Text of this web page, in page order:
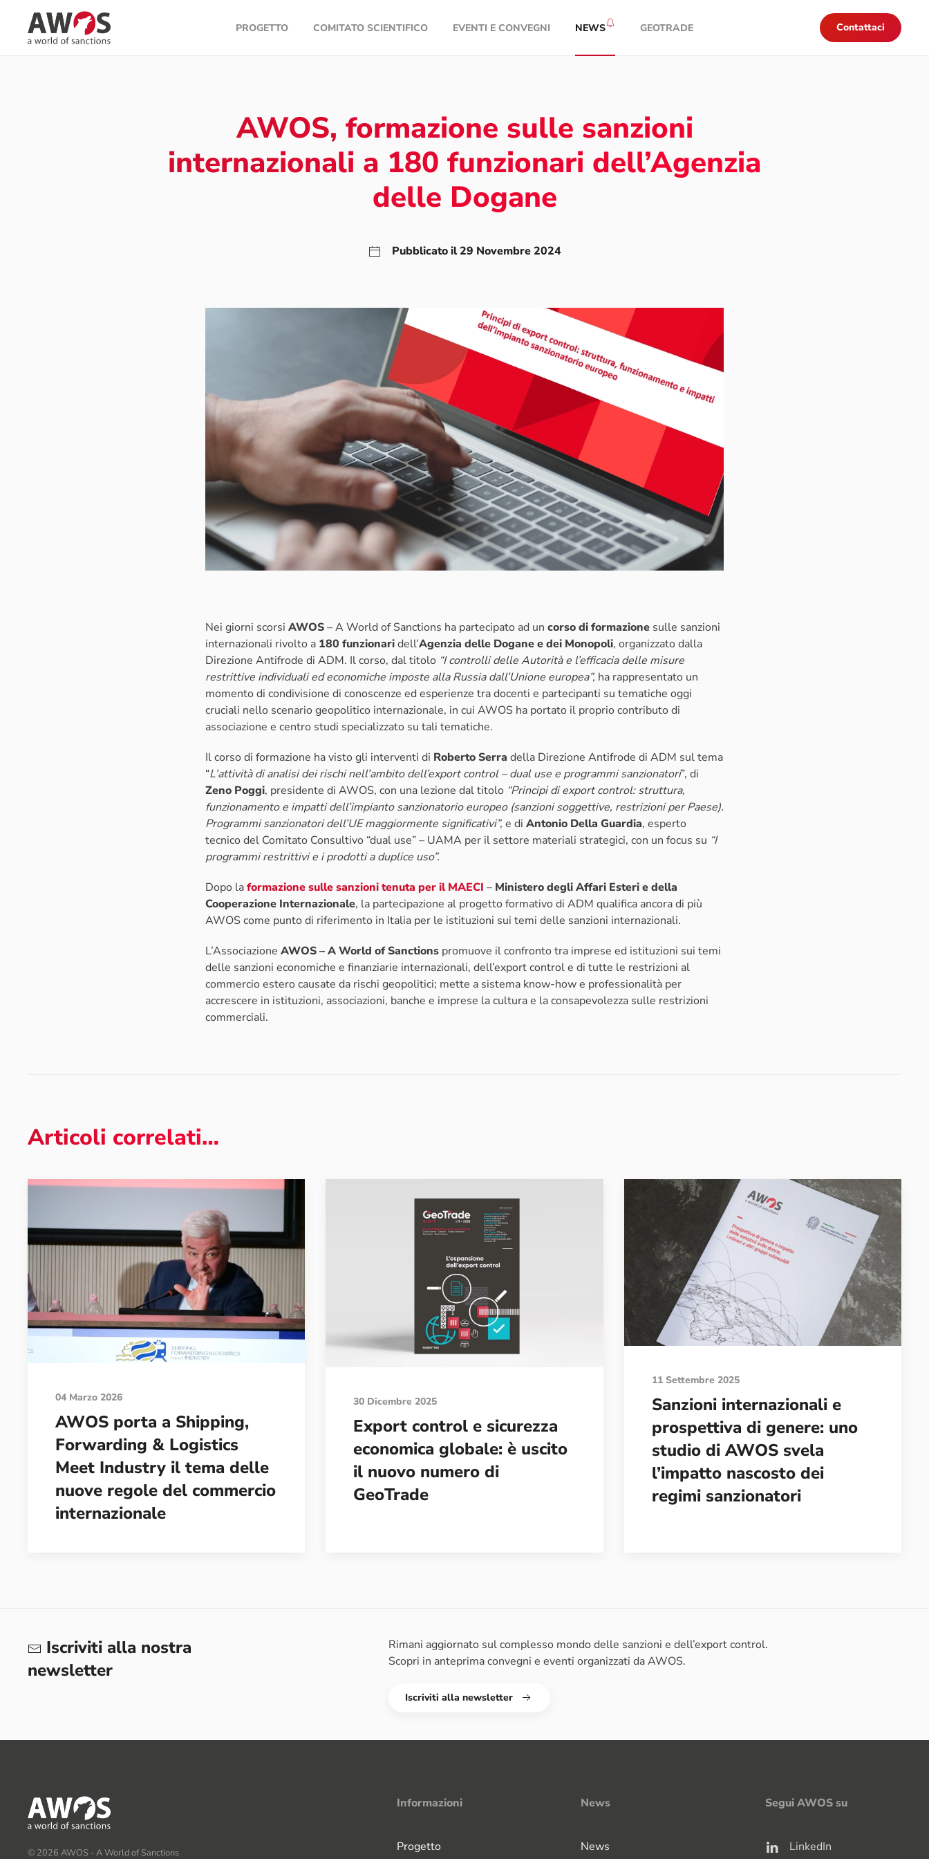
Skip to main content
PROGETTO COMITATO SCIENTIFICO EVENTI E CONVEGNI NEWS GEOTRADE Contattaci
AWOS, formazione sulle sanzioni
internazionali a 180 funzionari dell’Agenzia
delle Dogane
Pubblicato il 29 Novembre 2024
Nei giorni scorsi AWOS– A World of Sanctions ha partecipato ad un corso di formazione sulle sanzioni
internazionali rivolto a 180 funzionaridell’Agenzia delle Dogane e dei Monopoli, organizzato dalla
Direzione Antifrode di ADM. Il corso, dal titolo “I controlli delle Autorità e l’efficacia delle misure
restrittive individuali ed economiche imposte alla Russia dall’Unione europea”, ha rappresentato un
momento di condivisione di conoscenze ed esperienze tra docenti e partecipanti su tematiche oggi
cruciali nello scenario geopolitico internazionale, in cui AWOS ha portato il proprio contributo di
associazione e centro studi specializzato su tali tematiche.
Il corso di formazione ha visto gli interventi di Roberto Serra della Direzione Antifrode di ADM sul tema
“L’attività di analisi dei rischi nell’ambito dell’export control – dual use e programmi sanzionatori”, di
Zeno Poggi, presidente di AWOS, con una lezione dal titolo “Principi di export control: struttura,
funzionamento e impatti dell’impianto sanzionatorio europeo (sanzioni soggettive, restrizioni per Paese).
Programmi sanzionatori dell’UE maggiormente significativi”, e di Antonio Della Guardia, esperto
tecnico del Comitato Consultivo “dual use” – UAMA per il settore materiali strategici, con un focus su “I
programmi restrittivi e i prodotti a duplice uso”.
Dopo laformazione sulle sanzioni tenuta per il MAECI – Ministero degli Affari Esteri e della
Cooperazione Internazionale, la partecipazione al progetto formativo di ADM qualifica ancora di più
AWOS come punto di riferimento in Italia per le istituzioni sui temi delle sanzioni internazionali.
L’Associazione AWOS – A World of Sanctions promuove il confronto tra imprese ed istituzioni sui temi
delle sanzioni economiche e finanziarie internazionali, dell’export control e di tutte le restrizioni al
commercio estero causate da rischi geopolitici; mette a sistema know-how e professionalità per
accrescere in istituzioni, associazioni, banche e imprese la cultura e la consapevolezza sulle restrizioni
commerciali.
Articoli correlati…
04 Marzo 2026
AWOS porta a Shipping,
Forwarding & Logistics
Meet Industry il tema delle
nuove regole del commercio
internazionale
30 Dicembre 2025
Export control e sicurezza
economica globale: è uscito
il nuovo numero di
GeoTrade
11 Settembre 2025
Sanzioni internazionali e
prospettiva di genere: uno
studio di AWOS svela
l’impatto nascosto dei
regimi sanzionatori
Iscriviti alla nostra
newsletter
Rimani aggiornato sul complesso mondo delle sanzioni e dell’export control.
Scopri in anteprima convegni e eventi organizzati da AWOS.
Iscriviti alla newsletter
© 2026 AWOS - A World of Sanctions
Informazioni
Progetto
News
News
Segui AWOS su
LinkedIn